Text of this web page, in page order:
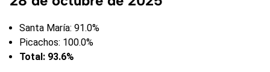
Santa María: 91.0%
Picachos: 100.0%
Total: 93.6%